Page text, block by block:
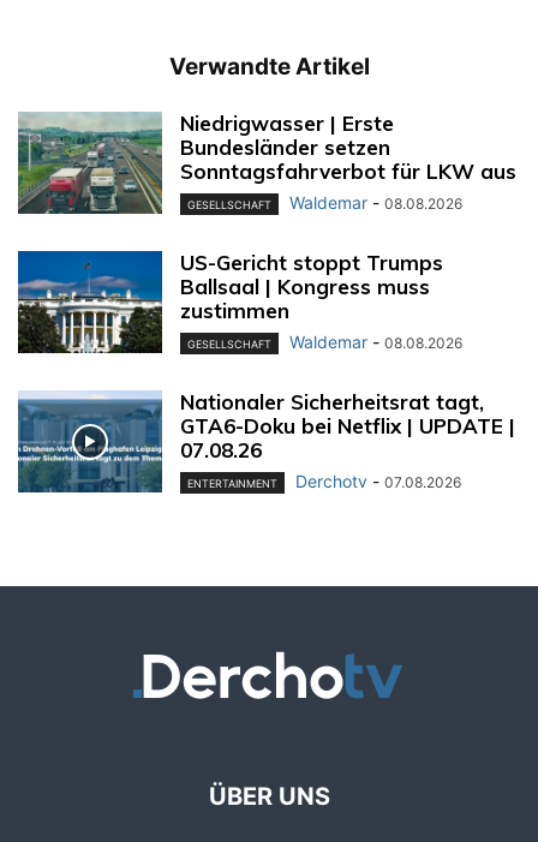
Verwandte Artikel
Niedrigwasser | Erste
Bundesländer setzen
Sonntagsfahrverbot für LKW aus
GESELLSCHAFT Waldemar - 08.08.2026
US-Gericht stoppt Trumps
Ballsaal | Kongress muss
zustimmen
GESELLSCHAFT Waldemar - 08.08.2026
Nationaler Sicherheitsrat tagt,
GTA6-Doku bei Netflix | UPDATE |
07.08.26
ENTERTAINMENT Derchotv - 07.08.2026
ÜBER UNS